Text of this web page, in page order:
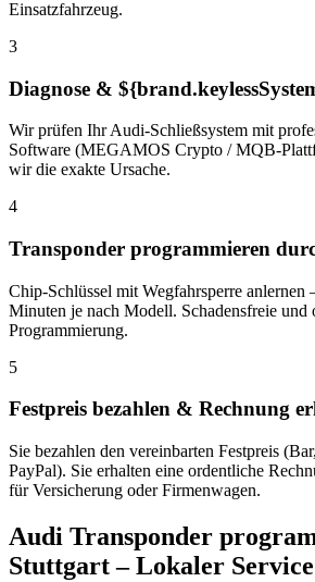
Einsatzfahrzeug.
3
Diagnose &
Wir prüfen Ihr Audi-Schließsystem mit
Software (MEGAMOS Crypto / MQB-
wir die exakte Ursache.
4
Transponder programmieren
Chip-Schlüssel mit Wegfahrsperre anlernen
Minuten je nach Modell. Schadensfreie und
Programmierung.
5
Festpreis bezahlen & Rechnung
Sie bezahlen den vereinbarten Festpreis
PayPal). Sie erhalten eine ordentliche
für Versicherung oder Firmenwagen.
Audi Transponder
Stuttgart – Lokaler Service